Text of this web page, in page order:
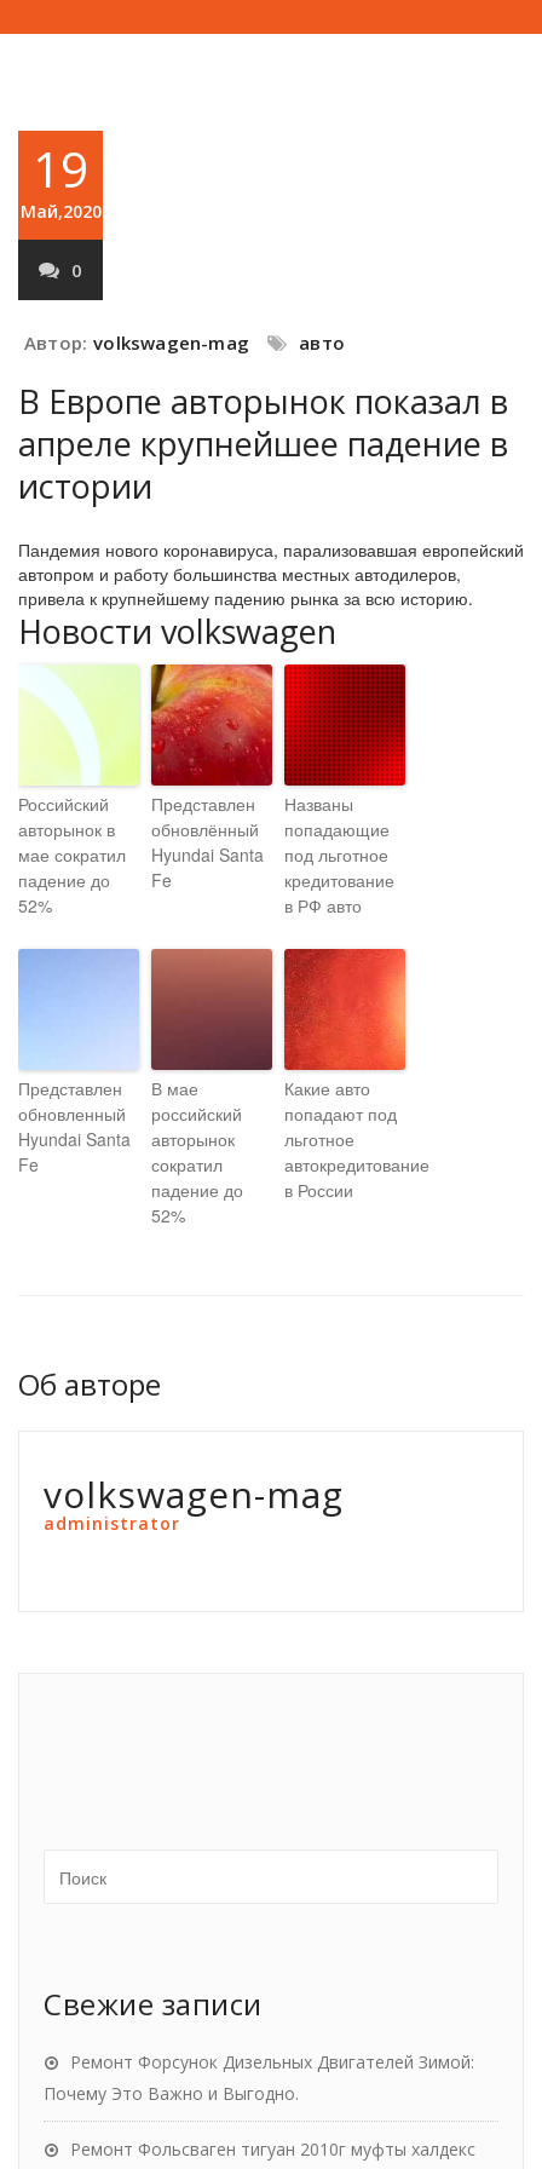
19
Май,2020
0
Автор: volkswagen-mag авто
В Европе авторынок показал в
апреле крупнейшее падение в
истории
Пандемия нового коронавируса, парализовавшая европейский
автопром и работу большинства местных автодилеров,
привела к крупнейшему падению рынка за всю историю.
Новости volkswagen
Российский
авторынок в
мае сократил
падение до
52%
Представлен
обновлённый
Hyundai Santa
Fe
Названы
попадающие
под льготное
кредитование
в РФ авто
Представлен
обновленный
Hyundai Santa
Fe
В мае
российский
авторынок
сократил
падение до
52%
Какие авто
попадают под
льготное
автокредитование
в России
Об авторе
volkswagen-mag
administrator
Свежие записи
Ремонт Форсунок Дизельных Двигателей Зимой:
Почему Это Важно и Выгодно.
Ремонт Фольсваген тигуан 2010г муфты халдекс